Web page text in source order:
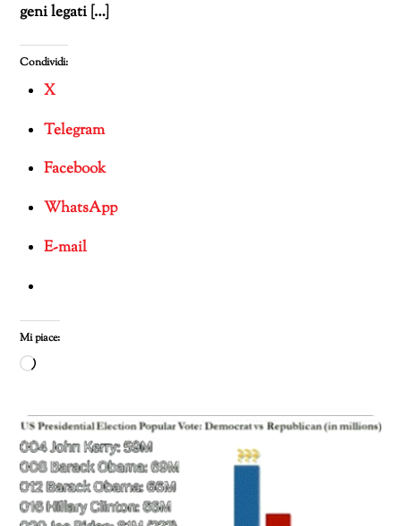
geni legati […]
Condividi:
X
Telegram
Facebook
WhatsApp
E-mail
Mi piace:
Caricamento
corso…